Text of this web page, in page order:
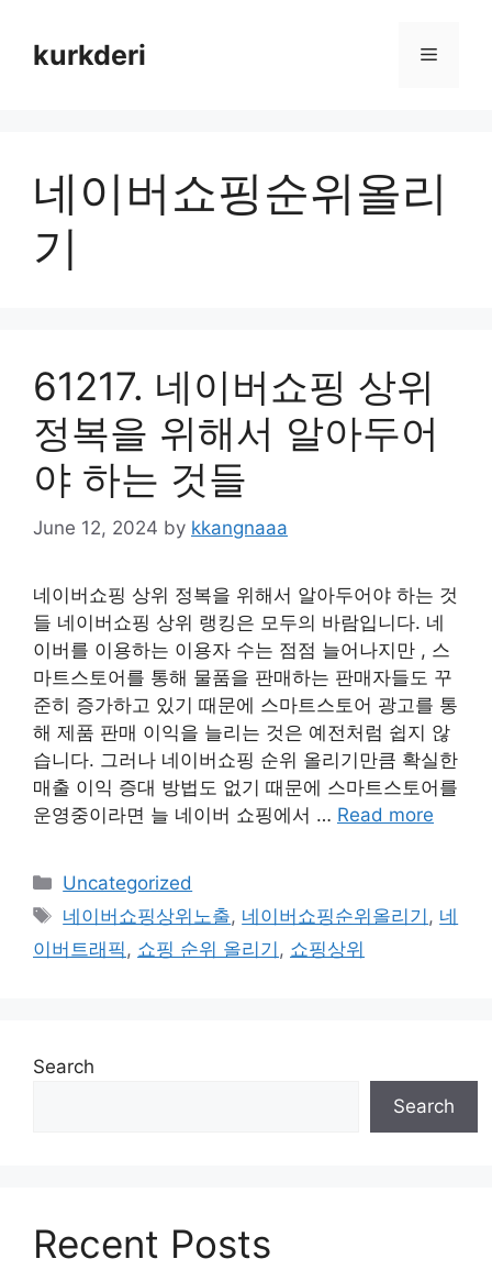
contentkurkderi Menu
네이버쇼핑순위올리
기
61217. 네이버쇼핑 상위
정복을 위해서 알아두어
야 하는 것들
June 12, 2024 by kkangnaaa
네이버쇼핑 상위 정복을 위해서 알아두어야 하는 것
들 네이버쇼핑 상위 랭킹은 모두의 바람입니다. 네
이버를 이용하는 이용자 수는 점점 늘어나지만 , 스
마트스토어를 통해 물품을 판매하는 판매자들도 꾸
준히 증가하고 있기 때문에 스마트스토어 광고를 통
해 제품 판매 이익을 늘리는 것은 예전처럼 쉽지 않
습니다. 그러나 네이버쇼핑 순위 올리기만큼 확실한
매출 이익 증대 방법도 없기 때문에 스마트스토어를
운영중이라면 늘 네이버 쇼핑에서 … Read more
Categories
Uncategorized
Tags
네이버쇼핑상위노출, 네이버쇼핑순위올리기 , 네
이버트래픽 , 쇼핑 순위 올리기 , 쇼핑상위
Search
Search
Recent Posts